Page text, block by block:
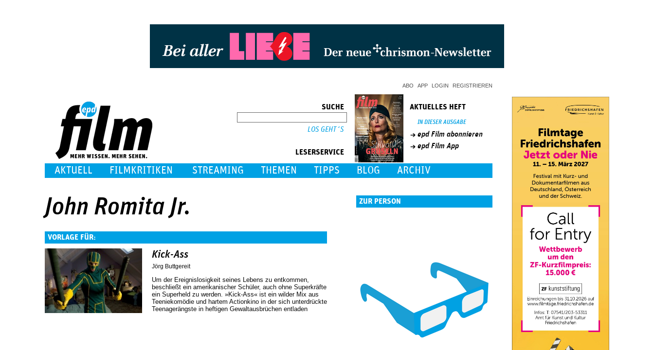
ABO APP LOGIN REGISTRIEREN
SUCHE
LESERSERVICE
AKTUELLES HEFT
IN DIESER AUSGABE
epd Film abonnieren
epd Film App
AKTUELL FILMKRITIKEN STREAMING THEMEN TIPPS BLOG ARCHIV
John Romita Jr.
VORLAGE FÜR:
Kick-Ass
Jörg Buttgereit
Um der Ereignislosigkeit seines Lebens zu entkommen,
beschließt ein amerikanischer Schüler, auch ohne Superkräfte
ein Superheld zu werden. »Kick-Ass« ist ein wilder Mix aus
Teeniekomödie und hartem Actionkino in der sich unterdrückte
Teenagerängste in heftigen Gewaltausbrüchen entladen
ZUR PERSON